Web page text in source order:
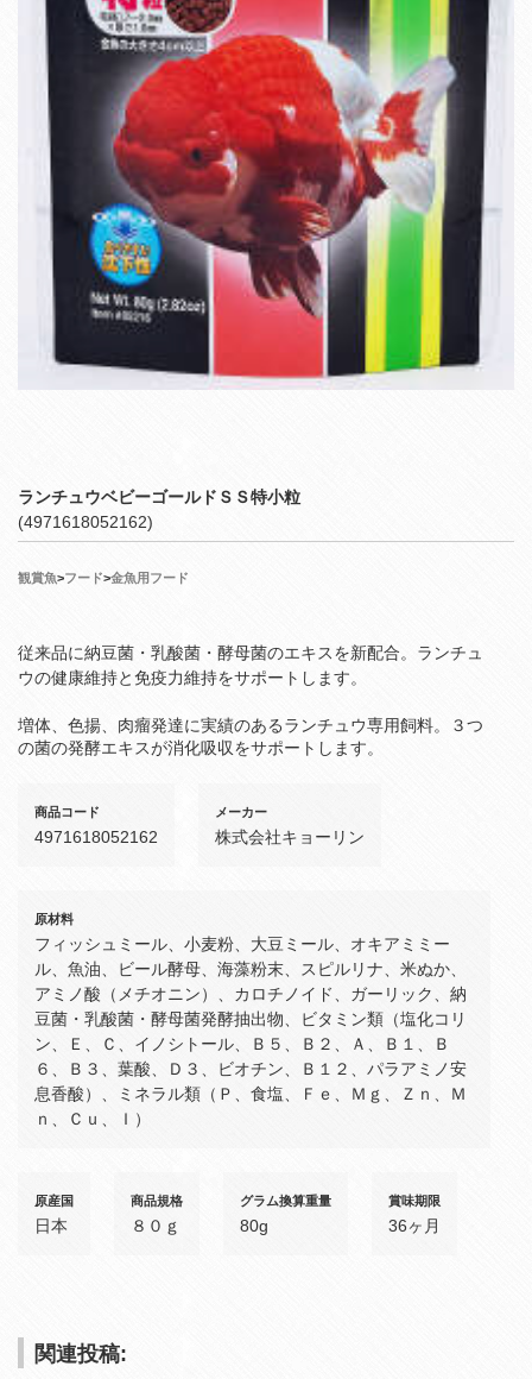
ランチュウベビーゴールドＳＳ特小粒
(4971618052162)
観賞魚>フード>金魚用フード
従来品に納豆菌・乳酸菌・酵母菌のエキスを新配合。ランチュ
ウの健康維持と免疫力維持をサポートします。
増体、色揚、肉瘤発達に実績のあるランチュウ専用飼料。３つ
の菌の発酵エキスが消化吸収をサポートします。
商品コード
4971618052162
メーカー
株式会社キョーリン
原材料
フィッシュミール、小麦粉、大豆ミール、オキアミミー
ル、魚油、ビール酵母、海藻粉末、スピルリナ、米ぬか、
アミノ酸（メチオニン）、カロチノイド、ガーリック、納
豆菌・乳酸菌・酵母菌発酵抽出物、ビタミン類（塩化コリ
ン、Ｅ、Ｃ、イノシトール、Ｂ５、Ｂ２、Ａ、Ｂ１、Ｂ
６、Ｂ３、葉酸、Ｄ３、ビオチン、Ｂ１２、パラアミノ安
息香酸）、ミネラル類（Ｐ、食塩、Ｆｅ、Ｍｇ、Ｚｎ、Ｍ
ｎ、Ｃｕ、Ｉ）
原産国
日本
商品規格
８０ｇ
グラム換算重量
80g
賞味期限
36ヶ月
関連投稿: